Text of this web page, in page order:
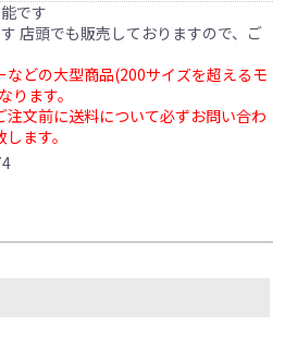
です
店頭でも販売しておりますので、ご
どの大型商品(200サイズを超えるモ
ります。
文前に送料について必ずお問い合わ
ます。